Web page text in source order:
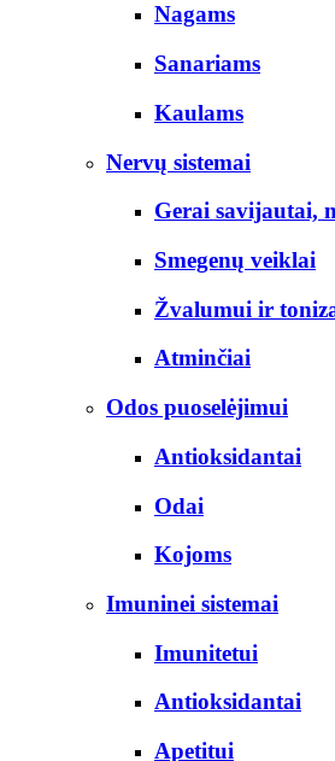
Nagams
Sanariams
Kaulams
Nervų sistemai
Gerai savijautai,
Smegenų veiklai
Žvalumui ir
Atminčiai
Odos puoselėjimui
Antioksidantai
Odai
Kojoms
Imuninei sistemai
Imunitetui
Antioksidantai
Apetitui